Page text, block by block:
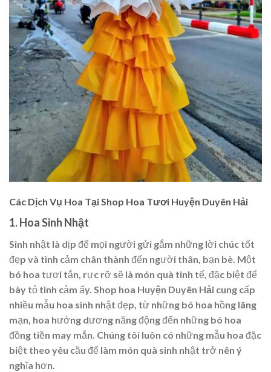
Các Dịch Vụ Hoa Tại Shop Hoa Tươi Huyện Duyên Hải
1.Hoa Sinh Nhật
Sinh nhật là dịp để mọi người gửi gắm những lời chúc tốt
đẹp và tình cảm chân thành đến người thân, bạn bè. Một
bó hoa tươi tắn, rực rỡ sẽ là món quà tinh tế, đặc biệt để
bày tỏ tình cảm ấy. Shop hoa Huyện Duyên Hải cung cấp
nhiều mẫu hoa sinh nhật đẹp, từ những bó hoa hồng lãng
mạn, hoa hướng dương năng động đến những bó hoa
đồng tiền may mắn. Chúng tôi luôn có những mẫu hoa đặc
biệt theo yêu cầu để làm món quà sinh nhật trở nên ý
nghĩa hơn.